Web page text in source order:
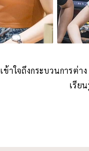
เข้าใจถึงกระบวนการต่
เรีย